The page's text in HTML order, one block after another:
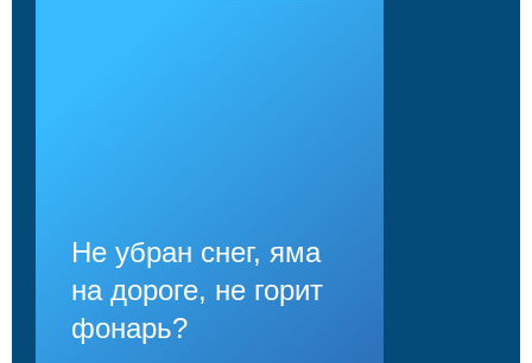
Не убран снег, яма
на дороге, не горит
фонарь?